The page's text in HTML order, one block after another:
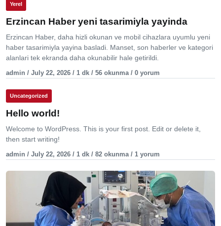
Yerel
Erzincan Haber yeni tasarimiyla yayinda
Erzincan Haber, daha hizli okunan ve mobil cihazlara uyumlu yeni
haber tasarimiyla yayina basladi. Manset, son haberler ve kategori
alanlari tek ekranda daha okunabilir hale getirildi.
admin / July 22, 2026 / 1 dk / 56 okunma / 0 yorum
Uncategorized
Hello world!
Welcome to WordPress. This is your first post. Edit or delete it,
then start writing!
admin / July 22, 2026 / 1 dk / 82 okunma / 1 yorum